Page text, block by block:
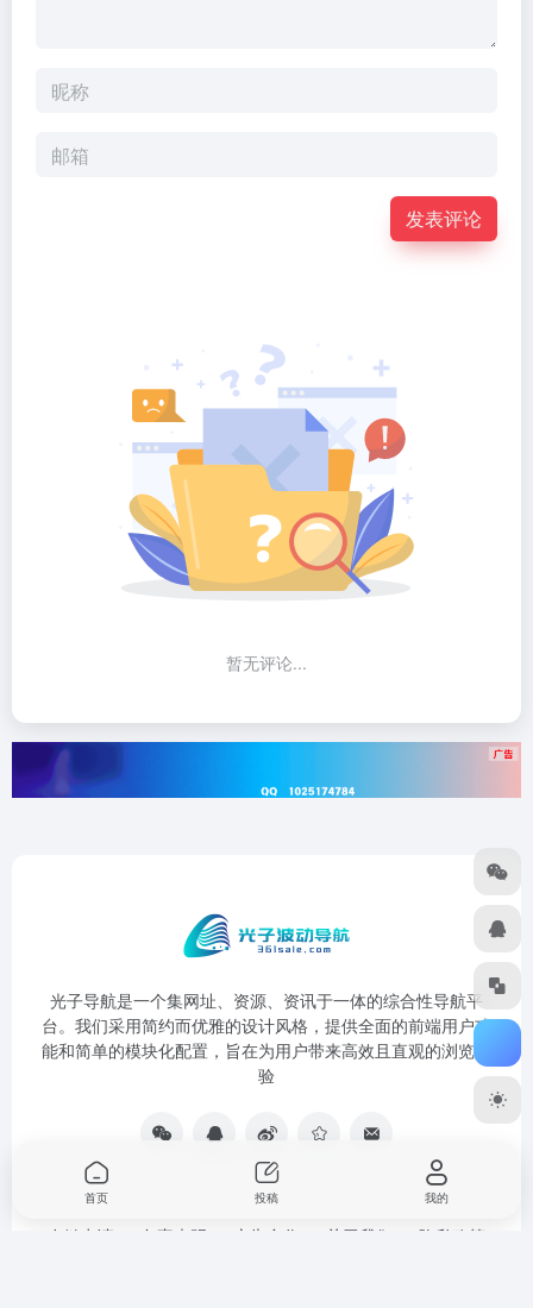
发表评论
暂无评论...
光子导航是一个集网址、资源、资讯于一体的综合性导航平
台。我们采用简约而优雅的设计风格，提供全面的前端用户功
能和简单的模块化配置，旨在为用户带来高效且直观的浏览体
验
友链申请 免责声明 广告合作 关于我们
隐私政策
首页 投稿 我的